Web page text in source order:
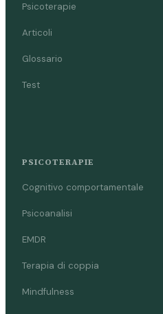
Psicoterapie
Articoli
Glossario
Test
PSICOTERAPIE
Cognitivo comportamentale
Psicoanalisi
EMDR
Terapia di coppia
Mindfulness